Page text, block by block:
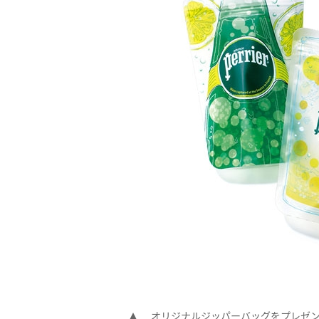
オリジナルジッパーバッグをプレゼ